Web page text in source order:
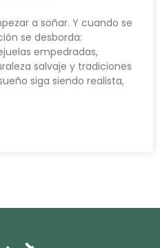
a soñar. Y cuando se
se desborda:
empedradas,
salvaje y tradiciones
siga siendo realista,